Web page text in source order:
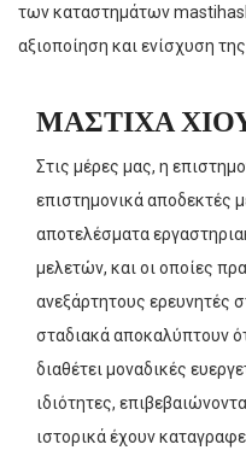
των καταστημάτων
αξιοποίηση και ενίσχυση
ΜΑΣΤΙΧΑ
Στις μέρες μας, η
επιστημονικά αποδεκτές
αποτελέσματα
μελετών, και οι οποίες
ανεξάρτητους ερευνητές
σταδιακά αποκαλύπτουν
διαθέτει μοναδικές
ιδιότητες,
ιστορικά έχουν